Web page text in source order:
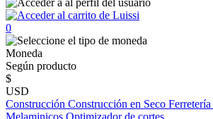
0
Moneda
Según producto
$
USD
Construcción Construcción en Seco Ferretería
Melaminicos Optimizador de cortes